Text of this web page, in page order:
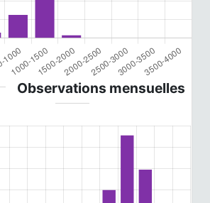
Observations mensuelles